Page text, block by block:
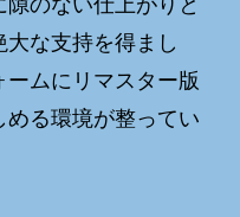
な支持を得まし
ムにリマスター版
る環境が整ってい